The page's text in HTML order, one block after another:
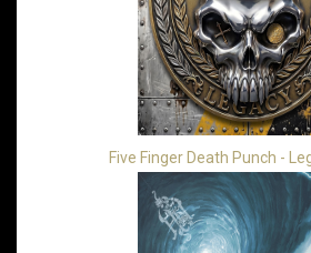
Five Finger Death Punch -